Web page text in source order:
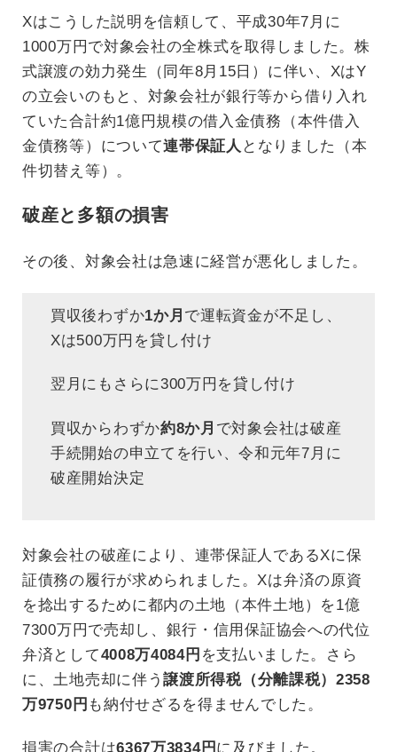
Xはこうした説明を信頼して、平成30年7月に
1000万円で対象会社の全株式を取得しました。株
式譲渡の効力発生（同年8月15日）に伴い、XはY
の立会いのもと、対象会社が銀行等から借り入れ
ていた合計約1億円規模の借入金債務（本件借入
金債務等）について連帯保証人 となりました（本
件切替え等）。
破産と多額の損害
その後、対象会社は急速に経営が悪化しました。
買収後わずか1か月 で運転資金が不足し、
Xは500万円を貸し付け
翌月にもさらに300万円を貸し付け
買収からわずか約8か月 で対象会社は破産
手続開始の申立てを行い、令和元年7月に
破産開始決定
対象会社の破産により、連帯保証人であるXに保
証債務の履行が求められました。Xは弁済の原資
を捻出するために都内の土地（本件土地）を1億
7300万円で売却し、銀行・信用保証協会への代位
弁済として4008万4084円 を支払いました。さら
に、土地売却に伴う譲渡所得税（分離課税）2358
万9750円 も納付せざるを得ませんでした。
損害の合計は6367万3834円 に及びました。